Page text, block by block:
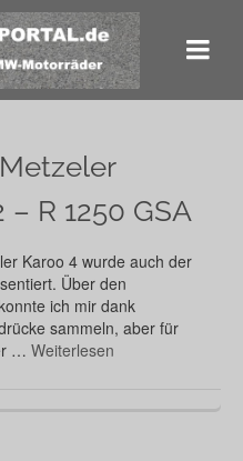
R 1250 GSA
Karoo 4 wurde auch der
Über den
ich mir dank
sammeln, aber für
… Weiterlesen